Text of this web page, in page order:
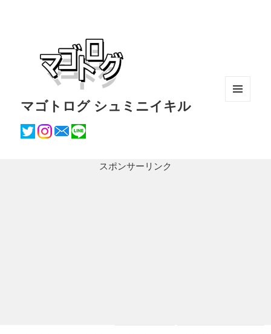
マゴトログ シュミニイキル
スポンサーリンク